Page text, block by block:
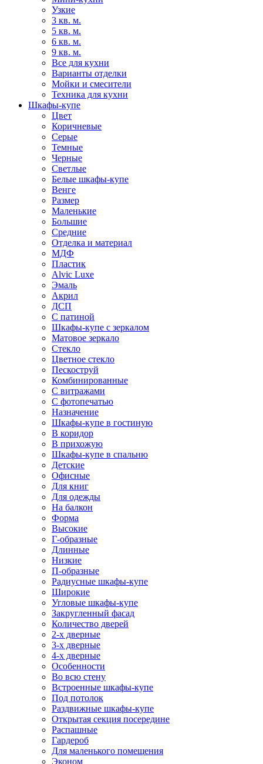
Узкие
3 кв. м.
5 кв. м.
6 кв. м.
9 кв. м.
Все для кухни
Варианты отделки
Мойки и смесители
Техника для кухни
Шкафы-купе
Цвет
Коричневые
Серые
Темные
Черные
Светлые
Белые шкафы-купе
Венге
Размер
Маленькие
Большие
Средние
Отделка и материал
МДФ
Пластик
Alvic Luxe
Эмаль
Акрил
ДСП
С патиной
Шкафы-купе с зеркалом
Матовое зеркало
Стекло
Цветное стекло
Пескоструй
Комбинированные
С витражами
С фотопечатью
Назначение
Шкафы-купе в гостиную
В коридор
В прихожую
Шкафы-купе в спальню
Детские
Офисные
Для книг
Для одежды
На балкон
Форма
Высокие
Г-образные
Длинные
Низкие
П-образные
Радиусные шкафы-купе
Широкие
Угловые шкафы-купе
Закругленный фасад
Количество дверей
2-х дверные
3-х дверные
4-х дверные
Особенности
Во всю стену
Встроенные шкафы-купе
Под потолок
Раздвижные шкафы-купе
Открытая секция посередине
Распашные
Гардероб
Для маленького помещения
Эконом